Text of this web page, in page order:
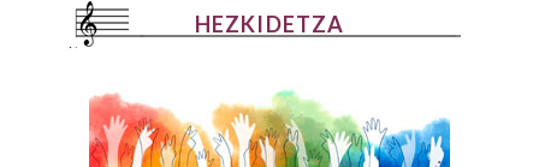
HEZKIDETZA